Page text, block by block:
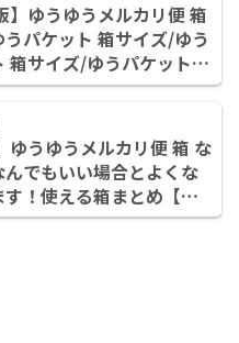
】ゆうゆうメルカリ便 箱
パケット 箱サイズ/ゆう
箱サイズ/ゆうパケットプ
うパック 箱サイズ】
ゆうゆうメルカリ便 箱 な
でもいい場合とよくな
！使える箱まとめ【ゆ
箱】